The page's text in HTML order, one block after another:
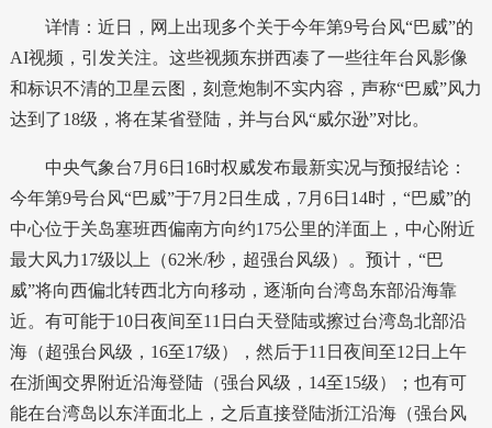
详情：近日，网上出现多个关于今年第9号台风“巴威”的
AI视频，引发关注。这些视频东拼西凑了一些往年台风影像
和标识不清的卫星云图，刻意炮制不实内容，声称“巴威”风力
达到了18级，将在某省登陆，并与台风“威尔逊”对比。
中央气象台7月6日16时权威发布最新实况与预报结论：
今年第9号台风“巴威”于7月2日生成，7月6日14时，“巴威”的
中心位于关岛塞班西偏南方向约175公里的洋面上，中心附近
最大风力17级以上（62米/秒，超强台风级）。预计，“巴
威”将向西偏北转西北方向移动，逐渐向台湾岛东部沿海靠
近。有可能于10日夜间至11日白天登陆或擦过台湾岛北部沿
海（超强台风级，16至17级），然后于11日夜间至12日上午
在浙闽交界附近沿海登陆（强台风级，14至15级）；也有可
能在台湾岛以东洋面北上，之后直接登陆浙江沿海（强台风